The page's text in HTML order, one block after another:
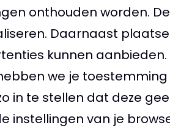
onthouden worden.
Daarnaast
kunnen
we je
in te stellen dat deze
instellingen van je